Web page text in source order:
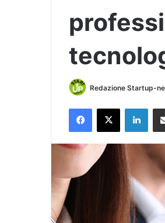
Redazione Startup-
Facebook
X